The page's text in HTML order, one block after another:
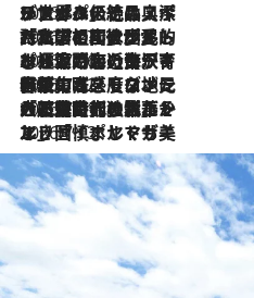
2026.8.8
リスボンの絶品スイーツ「パステル・デ・ナタ」とは？ポルトガル伝統の奥深い世界へ
2026.7.27
「私の祖国はポルトガル語です」国民的詩人フェルナンド・ペソアと、彼が愛した文学の街を歩く
2026.7.26
ポルトガル近海が育む極上の海の幸。キリリと冷えた白ワインと愉しむ、シーフード専門店の贅沢
2026.7.22
伝統の味をモダンに昇華。高感度な地元客が集う、リスボンの最旬ガストロノミー
2026.7.21
大航海時代の栄華から、震災、独裁、そして革命へ。ポルトガル・首都リスボンの石畳に刻まれた「歴史の光と影」
2026.7.13
エッセイ・ヤマザキマリ「慎ましくも美しき国 ポルトガル」